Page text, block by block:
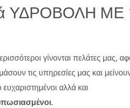
ΥΔΡΟΒΟΛΗ ΜΕ
γίνονται πελάτες μας,
τις υπηρεσίες μας και
ευχαριστημένοι αλλά και
.